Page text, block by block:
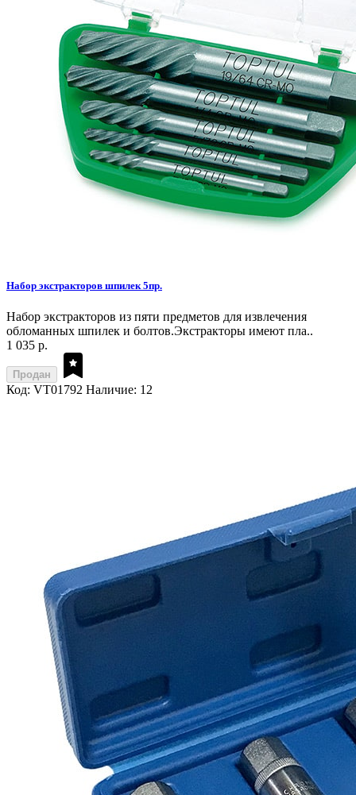
Набор экстракторов шпилек 5пр.
Набор экстракторов из пяти предметов для извлечения
обломанных шпилек и болтов.Экстракторы имеют пла..
1 035 р.
Продан
Код: VT01792 Наличие: 12